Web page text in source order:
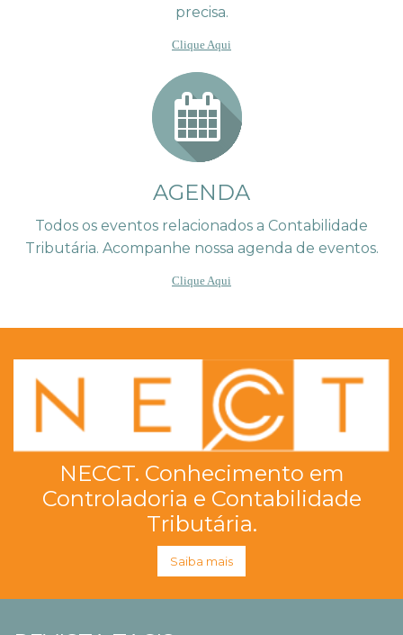
precisa.
Clique Aqui
AGENDA
Todos os eventos relacionados a Contabilidade
Tributária. Acompanhe nossa agenda de eventos.
Clique Aqui
NECCT. Conhecimento em
Controladoria e Contabilidade
Tributária.
Saiba mais